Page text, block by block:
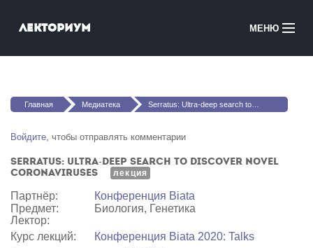
Лекториум МЕНЮ
Медиатека
Courses in English
Вы здесь
Главная Медиатека Serratus: Ultra-deep search to discover novel coronaviruses
Войдите, чтобы отправлять комментарии
Serratus: Ultra-deep search to discover novel
coronaviruses
лекция
Партнёр:
Конференция Biata
Предмет:
Биология, Генетика
Лектор:
Курс лекций:
Конференция Biata 2020: Talks